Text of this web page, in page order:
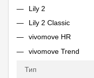
Lily 2
Lily 2 Classic
vivomove HR
vivomove Trend
Тип